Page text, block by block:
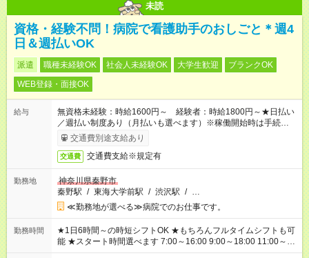
未読
資格・経験不問！病院で看護助手のおしごと＊週4
日＆週払いOK
派遣 職種未経験OK 社会人未経験OK 大学生歓迎
ブランクOK
WEB登録・面接OK
給与
無資格未経験：時給1600円～ 経験者：時給1800円～★日払い
／週払い制度あり（月払いも選べます）※稼働開始時は手続き完
了次第のお支払いとなります。
交通費別途支給あり
交通費 交通費支給※規定有
勤務地
神奈川県秦野市
秦野駅 / 東海大学前駅 / 渋沢駅 / …
≪勤務地が選べる≫病院でのお仕事です。
勤務時間
★1日6時間～の時短シフトOK ★もちろんフルタイムシフトも可
能 ★スタート時間選べます 7:00～16:00 9:00～18:00 11:00～
20:00 など 残業なし！ ※Wワークの場合、他のお仕事と合わせ